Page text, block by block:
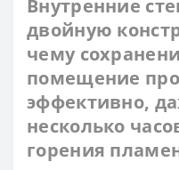
Внутренние
двойную
чему
помещение
эффективно,
несколько
горения